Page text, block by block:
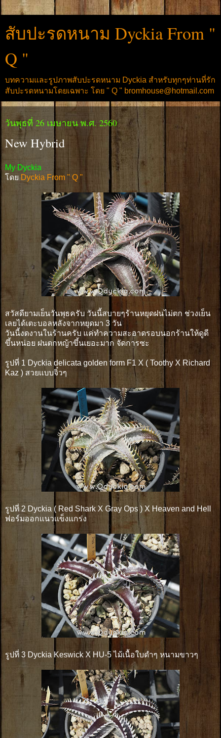
สับปะรดหนาม Dyckia From "
Q "
บทความและรูปภาพสับปะรดหนาม Dyckia สำหรับทุกๆท่านที่รัก
สับปะรดหนามโดยเฉพาะ โดย " Q " bromhouse@hotmail.com
วันพุธที่ 26 เมษายน พ.ศ. 2560
New Hybrid
My Dyckia
โดย Dyckia From " Q "
สวัสดียามเย็นวันพุธครับ วันนี้สบายๆร้านหยุดฝนไม่ตก ช่วงเย็น
เลยได้เตะบอลหลังจากหยุดมา 3 วัน
วันนี้งดงานในร้านครับ แค่ทำความสะอาดรอบนอกร้านให้ดูดี
ขึ้นหน่อย ฝนตกหญ้าขึ้นเยอะมาก จัดการซะ
รูปที่ 1 Dyckia delicata golden form F1 X ( Toothy X Richard
Kaz ) สวยเเบบจิ๋วๆ
รูปที่ 2 Dyckia ( Red Shark X Gray Ops ) X Heaven and Hell
ฟอร์มออกเเนวเเข็งเเกร่ง
รูปที่ 3 Dyckia Keswick X HU-5 ไม้เนื้อใบดำๆ หนามขาวๆ